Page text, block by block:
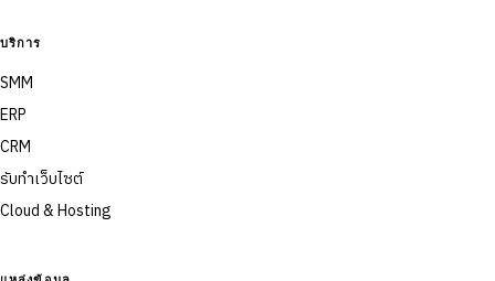
บริการ
SMM
ERP
CRM
รับทำเว็บไซต์
Cloud & Hosting